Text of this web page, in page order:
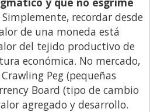
Simplemente, recordar desde
de una moneda está
del tejido productivo de
económica. No mercado,
Peg (pequeñas
Board (tipo de cambio
agregado y desarrollo.